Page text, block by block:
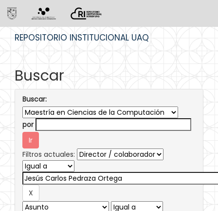
REPOSITORIO INSTITUCIONAL UAQ
Buscar
Buscar:
por
Filtros actuales: